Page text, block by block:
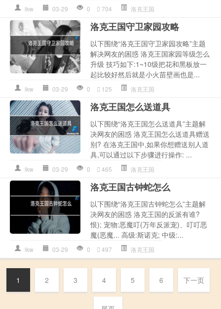
lkw 03-29 0 704 洛克王国
洛克王国守卫家园攻略
以下围绕“洛克王国守卫家园攻略”主题
解决网友的困惑 洛克王国家园等级怎么
升级 技巧如下:1~10级把花和黑板放一
起比较好然后就是小火苗壁画也是...
lkw 03-29 0 125 洛克王国
洛克王国怎么送道具
以下围绕“洛克王国怎么送道具”主题解
决网友的困惑 洛克王国怎么送道具赠送
别? 在洛克王国中,如果你想赠送别人道
具,可以通过以下步骤进行操作: ...
lkw 03-29 0 465 洛克王国
洛克王国古钟蛇怎么
以下围绕“洛克王国古钟蛇怎么”主题解
决网友的困惑 洛克王国的反派有谁?
恨); 宠物:恶魔叮(万年反派宠)、叮叮恶
魔(恶魔... 高级:斯诺克; 中级:...
lkw 03-29 0 497 洛克王国
1 2 3 4 5 6 下一页